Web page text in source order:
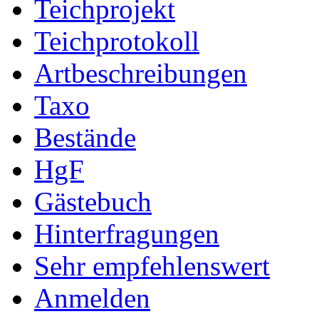
Teichprojekt
Teichprotokoll
Artbeschreibungen
Taxo
Bestände
HgF
Gästebuch
Hinterfragungen
Sehr empfehlenswert
Anmelden